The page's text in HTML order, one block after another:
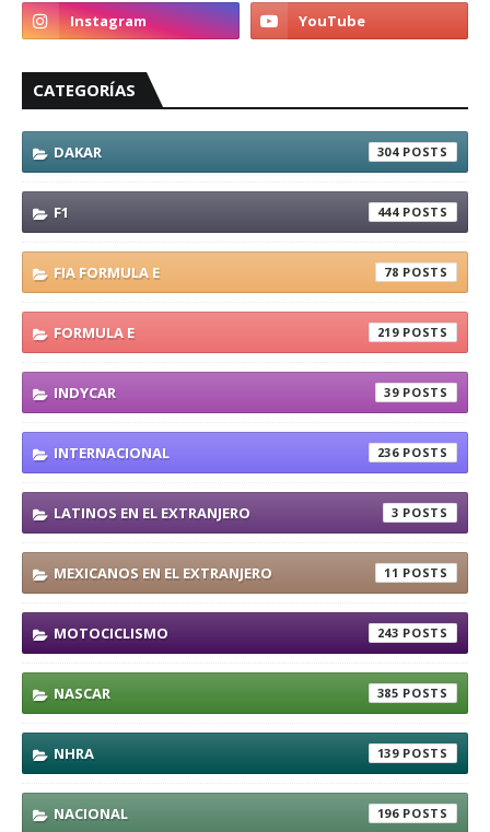
CATEGORÍAS
DAKAR 304
F1 444
FIA FORMULA E 78
FORMULA E 219
INDYCAR 39
INTERNACIONAL 236
LATINOS EN EL EXTRANJERO 3
MEXICANOS EN EL EXTRANJERO 11
MOTOCICLISMO 243
NASCAR 385
NHRA 139
NACIONAL 196